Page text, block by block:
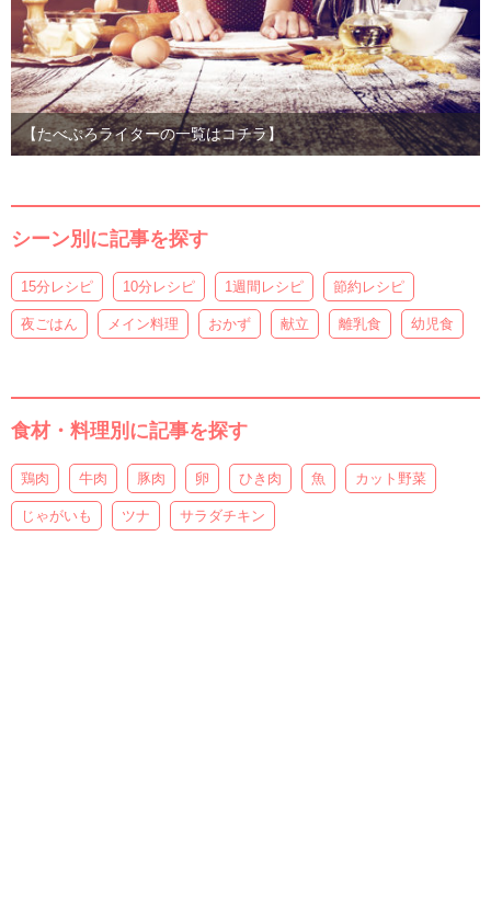
【たべぷろライターの一覧はコチラ】
シーン別に記事を探す
15分レシピ 10分レシピ 1週間レシピ 節約レシピ
夜ごはん メイン料理 おかず 献立 離乳食 幼児食
食材・料理別に記事を探す
鶏肉 牛肉 豚肉 卵 ひき肉 魚 カット野菜
じゃがいも ツナ サラダチキン